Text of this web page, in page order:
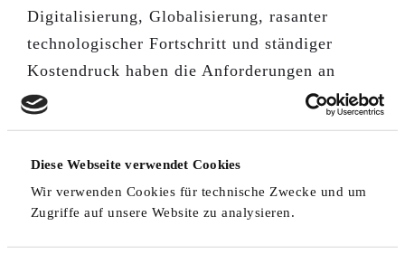
Diese Webseite verwendet Cookies
Wir verwenden Cookies für technische Zwecke und um
Zugriffe auf unsere Website zu analysieren.
Digitalisierung, Globalisierung, rasanter
technologischer Fortschritt und ständiger
Kostendruck haben die Anforderungen an
eine Zentralregulierung drastisch verändert.
Mehr erfahren
Dynamic Discounting
Mit unserer flexiblen und skalierbaren